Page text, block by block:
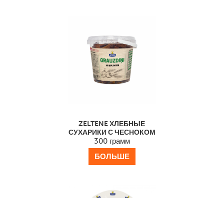
ZELTENE ХЛЕБНЫЕ
СУХАРИКИ С ЧЕСНОКОМ
300 грамм
БОЛЬШЕ